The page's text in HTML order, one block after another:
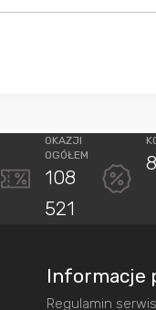
OKAZJI
OGÓŁEM
108
521
Informacje
Regulamin